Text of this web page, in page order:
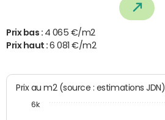
Prix bas : 4 065 €/m2
Prix haut :6 081 €/m2
Prix au m2 (source : estimations JDN)
6k